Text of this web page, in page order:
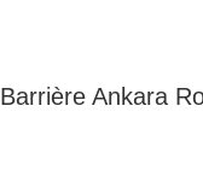
Barrière Ankara